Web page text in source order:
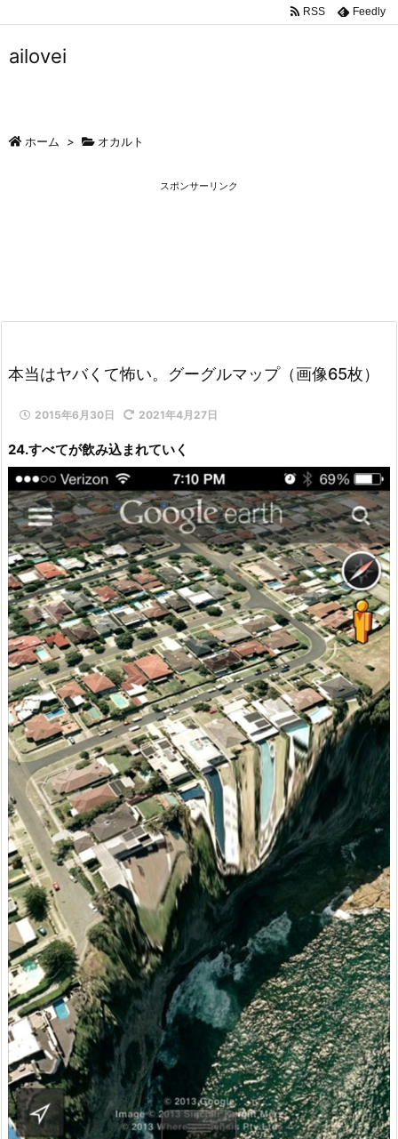
RSS Feedly
ailovei
ホーム > オカルト
スポンサーリンク
本当はヤバくて怖い。グーグルマップ（画像65枚）
2015年6月30日 2021年4月27日
24.すべてが飲み込まれていく